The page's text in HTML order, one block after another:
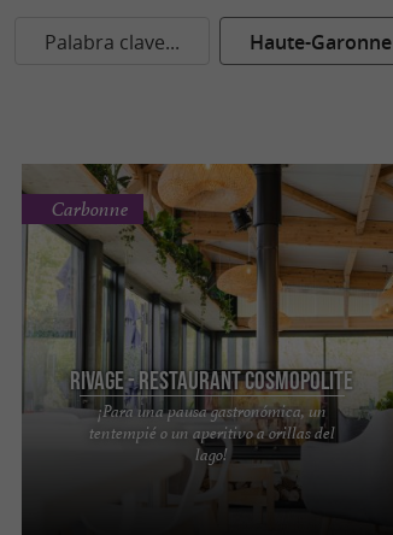
Palabra clave... Haute-Garonne
Rivage - Restaurant cosmopolite
¡Para una pausa gastronómica, un
tentempié o un aperitivo a orillas del
lago!
Carbonne
¡Bienvenido al Restaurante RIVAGE, a 30 minutos
al sur de Toulouse! Ubicado en Carbonne, a 30